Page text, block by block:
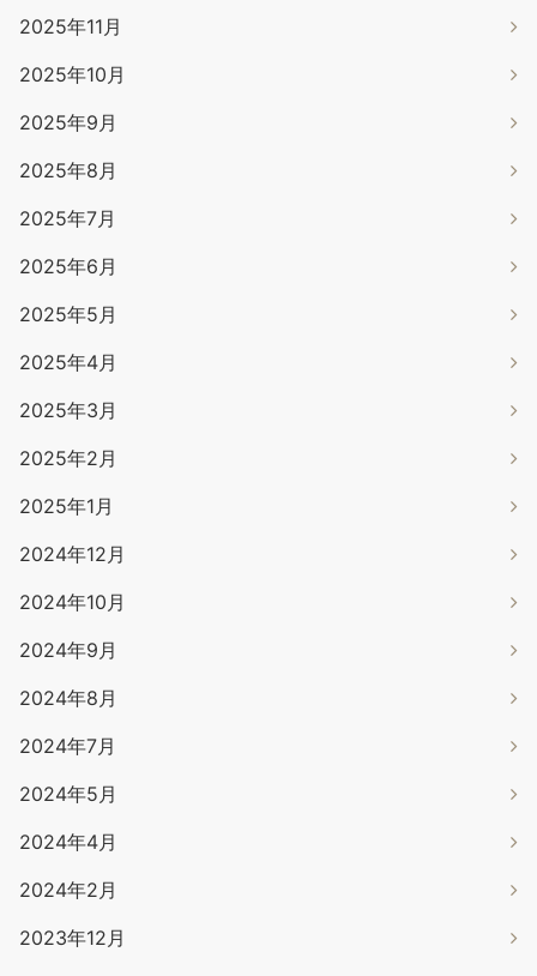
2025年11月
2025年10月
2025年9月
2025年8月
2025年7月
2025年6月
2025年5月
2025年4月
2025年3月
2025年2月
2025年1月
2024年12月
2024年10月
2024年9月
2024年8月
2024年7月
2024年5月
2024年4月
2024年2月
2023年12月